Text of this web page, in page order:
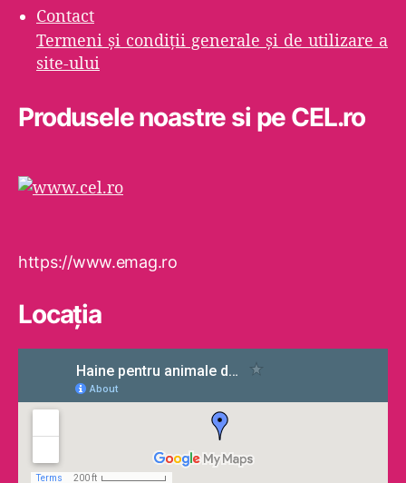
Contact
Termeni şi condiţii generale şi de utilizare a
site-ului
Produsele noastre si pe CEL.ro
https://www.emag.ro
Locaţia